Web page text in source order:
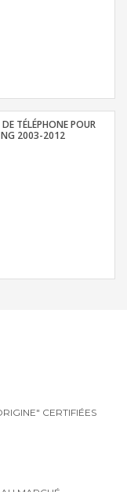
TÉLÉPHONE POUR
2003-2012
CERTIFIÉES